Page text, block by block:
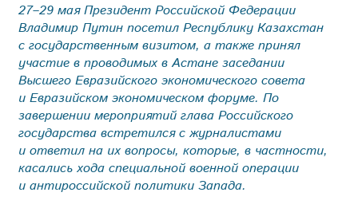
27–29 мая Президент Российской Федерации
Владимир Путин посетил Республику Казахстан
с государственным визитом, а также принял
участие в проводимых в Астане заседании
Высшего Евразийского экономического совета
и Евразийском экономическом форуме. По
завершении мероприятий глава Российского
государства встретился с журналистами
и ответил на их вопросы, которые, в частности,
касались хода специальной военной операции
и антироссийской политики Запада.